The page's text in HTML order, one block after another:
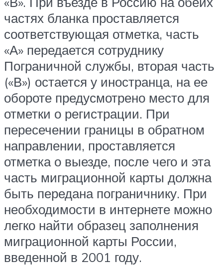
частях бланка проставляется
соответствующая отметка, часть
«А» передается сотруднику
Пограничной службы, вторая часть
(«В») остается у иностранца, на ее
обороте предусмотрено место для
отметки о регистрации. При
пересечении границы в обратном
направлении, проставляется
отметка о выезде, после чего и эта
часть миграционной карты должна
быть передана пограничнику. При
необходимости в интернете можно
легко найти образец заполнения
миграционной карты России,
введенной в 2001 году.